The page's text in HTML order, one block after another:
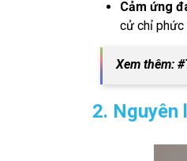
Cảm ứng
cử chỉ phức
Xem thêm:
2. Nguyên